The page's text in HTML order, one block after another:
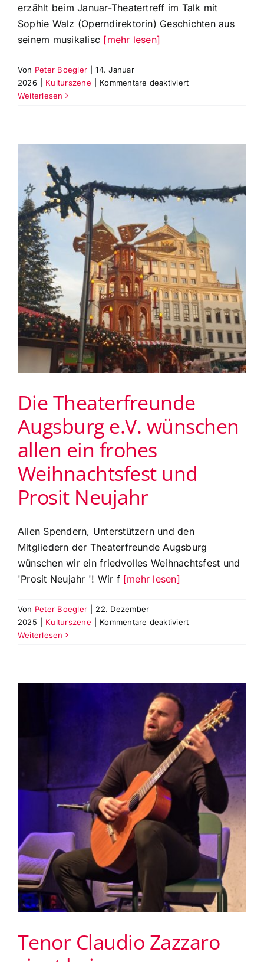
erzählt beim Januar-Theatertreff im Talk mit
Sophie Walz (Operndirektorin) Geschichten aus
seinem musikalisc [mehr lesen]
Von Peter Boegler
14. Januar
2026
Kulturszene Kommentare deaktiviertfür
beim
Geschichten
aus
musikalischen
Leben
Weiterlesen
Die Theaterfreunde
Augsburg e.V. wünschen
allen ein frohes
Weihnachtsfest und
Prosit Neujahr
Allen Spendern, Unterstützern und den
Mitgliedern der Theaterfreunde Augsburg
wünschen wir ein friedvolles Weihnachtsfest und
'Prosit Neujahr '! Wir f [mehr lesen]
Von Peter Boegler
22. Dezember
2025
Kulturszene Kommentare deaktiviertfür
wünschen
frohes
Weihnachtsfest
und
Prosit
Neujahr
Weiterlesen
Tenor Claudio Zazzaro